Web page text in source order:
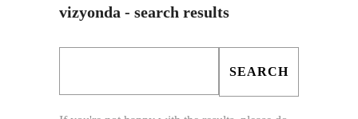
vizyonda - search results